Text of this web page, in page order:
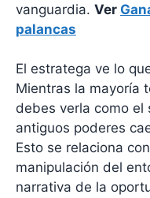
vanguardia. Ver
palancas
El estratega ve lo
Mientras la mayoría
debes verla como
antiguos poderes
Esto se relaciona
manipulación del
narrativa de la